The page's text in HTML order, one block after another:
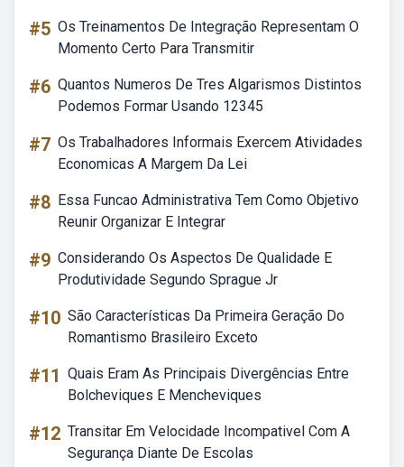
#5 Os Treinamentos De Integração Representam O
Momento Certo Para Transmitir
#6 Quantos Numeros De Tres Algarismos Distintos
Podemos Formar Usando 12345
#7 Os Trabalhadores Informais Exercem Atividades
Economicas A Margem Da Lei
#8 Essa Funcao Administrativa Tem Como Objetivo
Reunir Organizar E Integrar
#9 Considerando Os Aspectos De Qualidade E
Produtividade Segundo Sprague Jr
#10 São Características Da Primeira Geração Do
Romantismo Brasileiro Exceto
#11 Quais Eram As Principais Divergências Entre
Bolcheviques E Mencheviques
#12 Transitar Em Velocidade Incompativel Com A
Segurança Diante De Escolas